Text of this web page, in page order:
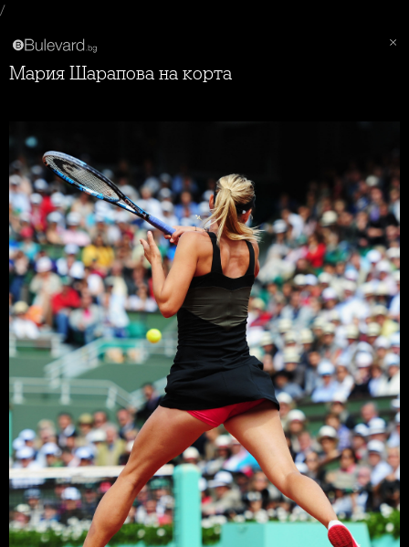
/
Мария Шарапова на корта